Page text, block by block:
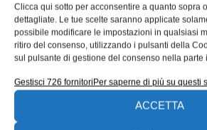
Clicca qui sotto per acconsentire a quanto sopra
dettagliate. Le tue scelte saranno applicate
possibile modificare le impostazioni in qualsiasi
ritiro del consenso, utilizzando i pulsanti della
sul pulsante di gestione del consenso nella parte
Gestisci 726 fornitoriPer saperne di più su questi
ACCETTA
EDICOLA WEB